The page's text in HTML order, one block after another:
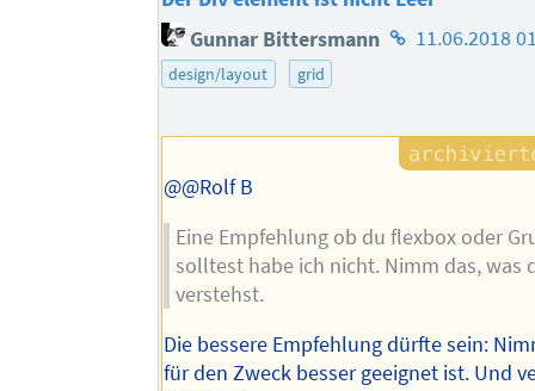
Gunnar Bittersmann Homepage
11.06.2018
design/layout grid
@@Rolf B
Eine Empfehlung ob du flexbox oder
solltest habe ich nicht. Nimm das, was
verstehst.
Die bessere Empfehlung dürfte sein:
für den Zweck besser geeignet ist. Und